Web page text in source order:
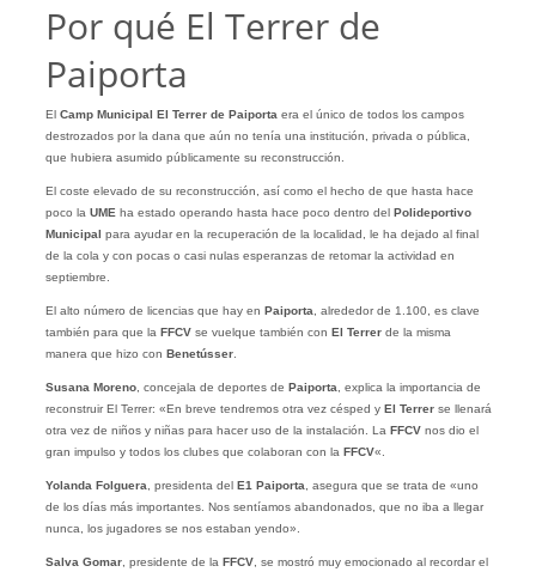
Por qué El Terrer de
Paiporta
ElCamp Municipal El Terrer de Paiportaera el único de todos los campos
destrozados por la dana que aún no tenía una institución, privada o pública,
que hubiera asumido públicamente su reconstrucción.
El coste elevado de su reconstrucción, así como el hecho de que hasta hace
poco la UMEha estado operando hasta hace poco dentro del Polideportivo
Municipal para ayudar en la recuperación de la localidad, le ha dejado al final
de la cola y con pocas o casi nulas esperanzas de retomar la actividad en
septiembre.
El alto número de licencias que hay en Paiporta, alrededor de 1.100, es clave
también para que la FFCVse vuelque también con El Terrerde la misma
manera que hizo con Benetússer.
Susana Moreno, concejala de deportes de Paiporta, explica la importancia de
reconstruir El Terrer: «En breve tendremos otra vez césped y El Terrer se llenará
otra vez de niños y niñas para hacer uso de la instalación. La FFCVnos dio el
gran impulso y todos los clubes que colaboran con la FFCV«.
Yolanda Folguera, presidenta del E1 Paiporta, asegura que se trata de «uno
de los días más importantes. Nos sentíamos abandonados, que no iba a llegar
nunca, los jugadores se nos estaban yendo».
Salva Gomar, presidente de la FFCV, se mostró muy emocionado al recordar el